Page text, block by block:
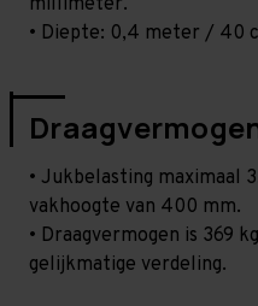
• Diepte: 0,4 meter /
• Jukbelasting maximaal
vakhoogte van 400 mm.
• Draagvermogen is 369
gelijkmatige verdeling.